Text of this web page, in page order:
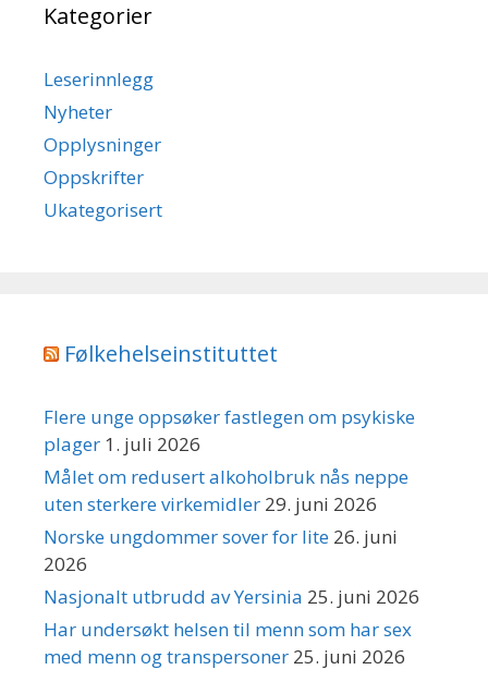
Kategorier
Leserinnlegg
Nyheter
Opplysninger
Oppskrifter
Ukategorisert
Følkehelseinstituttet
Flere unge oppsøker fastlegen om psykiske
plager 1. juli 2026
Målet om redusert alkoholbruk nås neppe
uten sterkere virkemidler 29. juni 2026
Norske ungdommer sover for lite 26. juni
2026
Nasjonalt utbrudd av Yersinia 25. juni 2026
Har undersøkt helsen til menn som har sex
med menn og transpersoner 25. juni 2026